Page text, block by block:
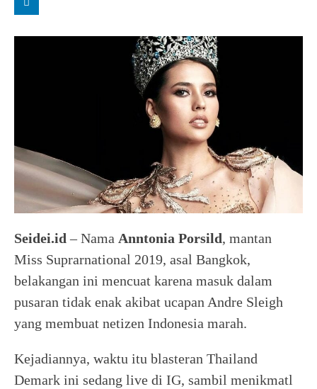
Seidei.id – Nama Anntonia Porsild, mantan
Miss Suprarnational 2019, asal Bangkok,
belakangan ini mencuat karena masuk dalam
pusaran tidak enak akibat ucapan Andre Sleigh
yang membuat netizen Indonesia marah.
Kejadiannya, waktu itu blasteran Thailand
Demark ini sedang live di IG, sambil menikmatl